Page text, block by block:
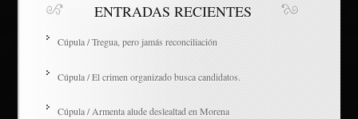
ENTRADAS RECIENTES
Cúpula / Tregua, pero jamás reconciliación
Cúpula / El crimen organizado busca candidatos.
Cúpula / Armenta alude deslealtad en Morena